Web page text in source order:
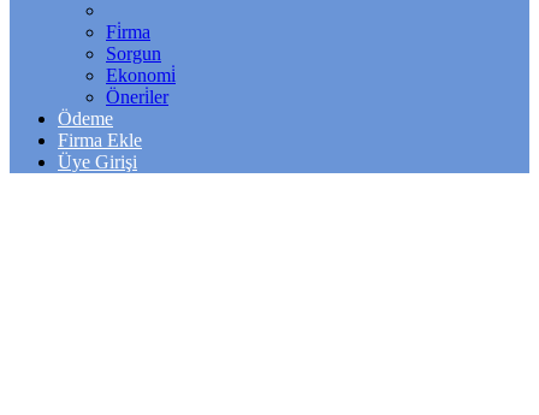
Fi̇rma
Sorgun
Ekonomi̇
Öneri̇ler
Ödeme
Firma Ekle
Üye Girişi